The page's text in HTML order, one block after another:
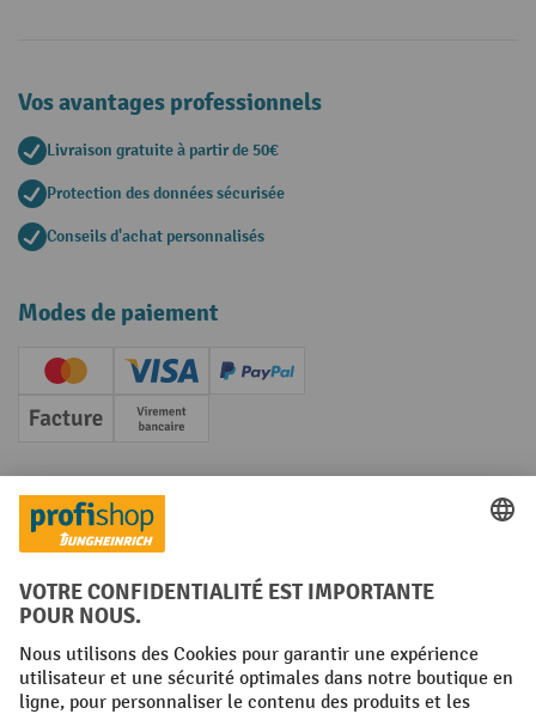
Vos avantages professionnels
Livraison gratuite à partir de 50€
Protection des données sécurisée
Conseils d'achat personnalisés
Modes de paiement
Creditcard (Master)Creditcard (Visa)
PayPal
Facture Paiement anticipé
Réseaux sociaux
Facebook
YouTube
LinkedInInstagram
Conditions générales Mentions légales